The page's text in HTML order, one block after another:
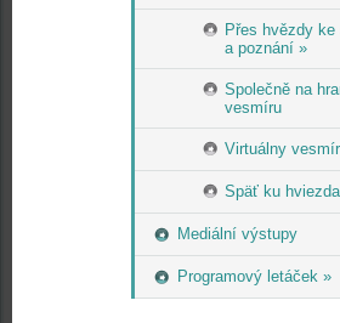
Přes hvězdy ke
a poznání »
Společně na
vesmíru
Virtuálny vesmír
Späť ku
Mediální výstupy
Programový letáček »